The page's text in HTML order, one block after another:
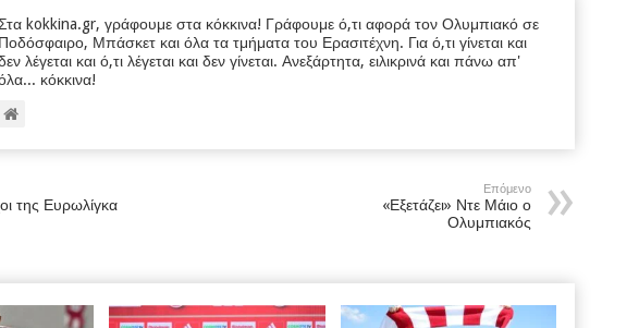
kokkina.gr, γράφουμε στα κόκκινα! Γράφουμε ό,τι αφορά τον Ολυμπιακό σε
Ποδόσφαιρο, Μπάσκετ και όλα τα τμήματα του Ερασιτέχνη. Για ό,τι γίνεται και
λέγεται και ό,τι λέγεται και δεν γίνεται. Ανεξάρτητα, ειλικρινά και πάνω απ'
κόκκινα!
της Ευρωλίγκα
Επόμενο
«Εξετάζει» Ντε Μάιο ο
Ολυμπιακός